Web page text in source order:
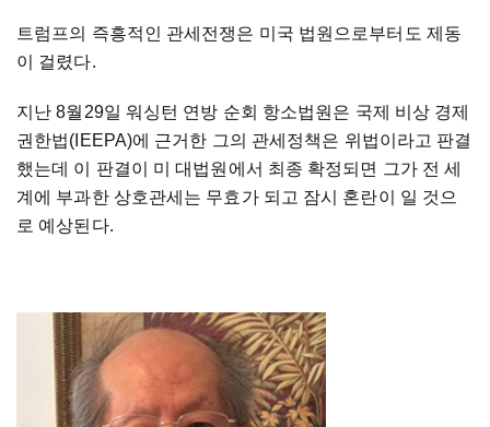
트럼프의 즉흥적인 관세전쟁은 미국 법원으로부터도 제동
이 걸렸다.
지난 8월29일 워싱턴 연방 순회 항소법원은 국제 비상 경제
권한법(IEEPA)에 근거한 그의 관세정책은 위법이라고 판결
했는데 이 판결이 미 대법원에서 최종 확정되면 그가 전 세
계에 부과한 상호관세는 무효가 되고 잠시 혼란이 일 것으
로 예상된다.